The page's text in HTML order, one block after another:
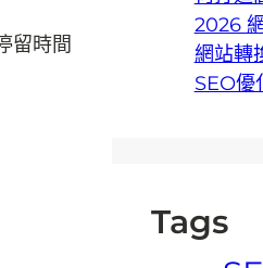
留時間
2026
網站轉
SEO優
Tags